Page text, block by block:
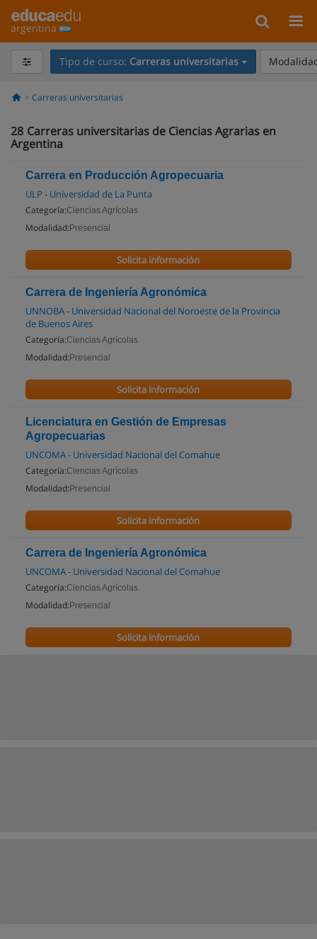
argentina
Tipo de curso: Carreras universitarias
Carreras universitarias
28 Carreras universitarias de Ciencias Agrarias en
Argentina
Carrera en Producción Agropecuaria
ULP - Universidad de La Punta
Categoría:Ciencias Agrícolas
Modalidad: Presencial
Solicita información
Carrera de Ingeniería Agronómica
UNNOBA - Universidad Nacional del Noroeste de la Provincia
de Buenos Aires
Categoría:Ciencias Agrícolas
Modalidad: Presencial
Solicita información
Licenciatura en Gestión de Empresas
Agropecuarias
UNCOMA - Universidad Nacional del Comahue
Categoría:Ciencias Agrícolas
Modalidad: Presencial
Solicita información
Carrera de Ingeniería Agronómica
UNCOMA - Universidad Nacional del Comahue
Categoría:Ciencias Agrícolas
Modalidad: Presencial
Solicita información